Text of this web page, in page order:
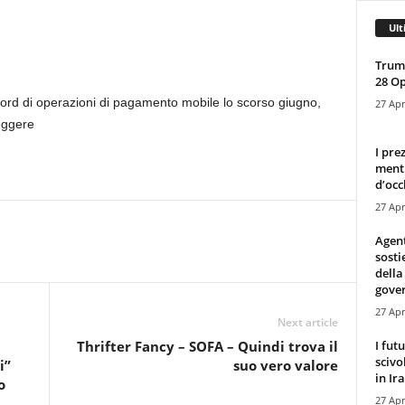
di operazioni di pagamento mobile lo scorso giugno,
Next article
Thrifter Fancy – SOFA – Quindi trova il
suo vero valore
28
27
I
27
della
27
I
in
27